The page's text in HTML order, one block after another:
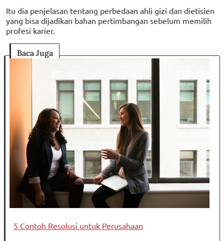
Itu dia penjelasan tentang perbedaan ahli gizi dan dietisien
yang bisa dijadikan bahan pertimbangan sebelum memilih
profesi karier.
Baca Juga
5 Contoh Resolusi untuk Perusahaan